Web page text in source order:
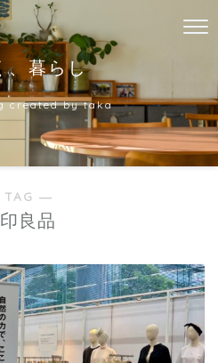
、暮らし
created by taka
―
良品